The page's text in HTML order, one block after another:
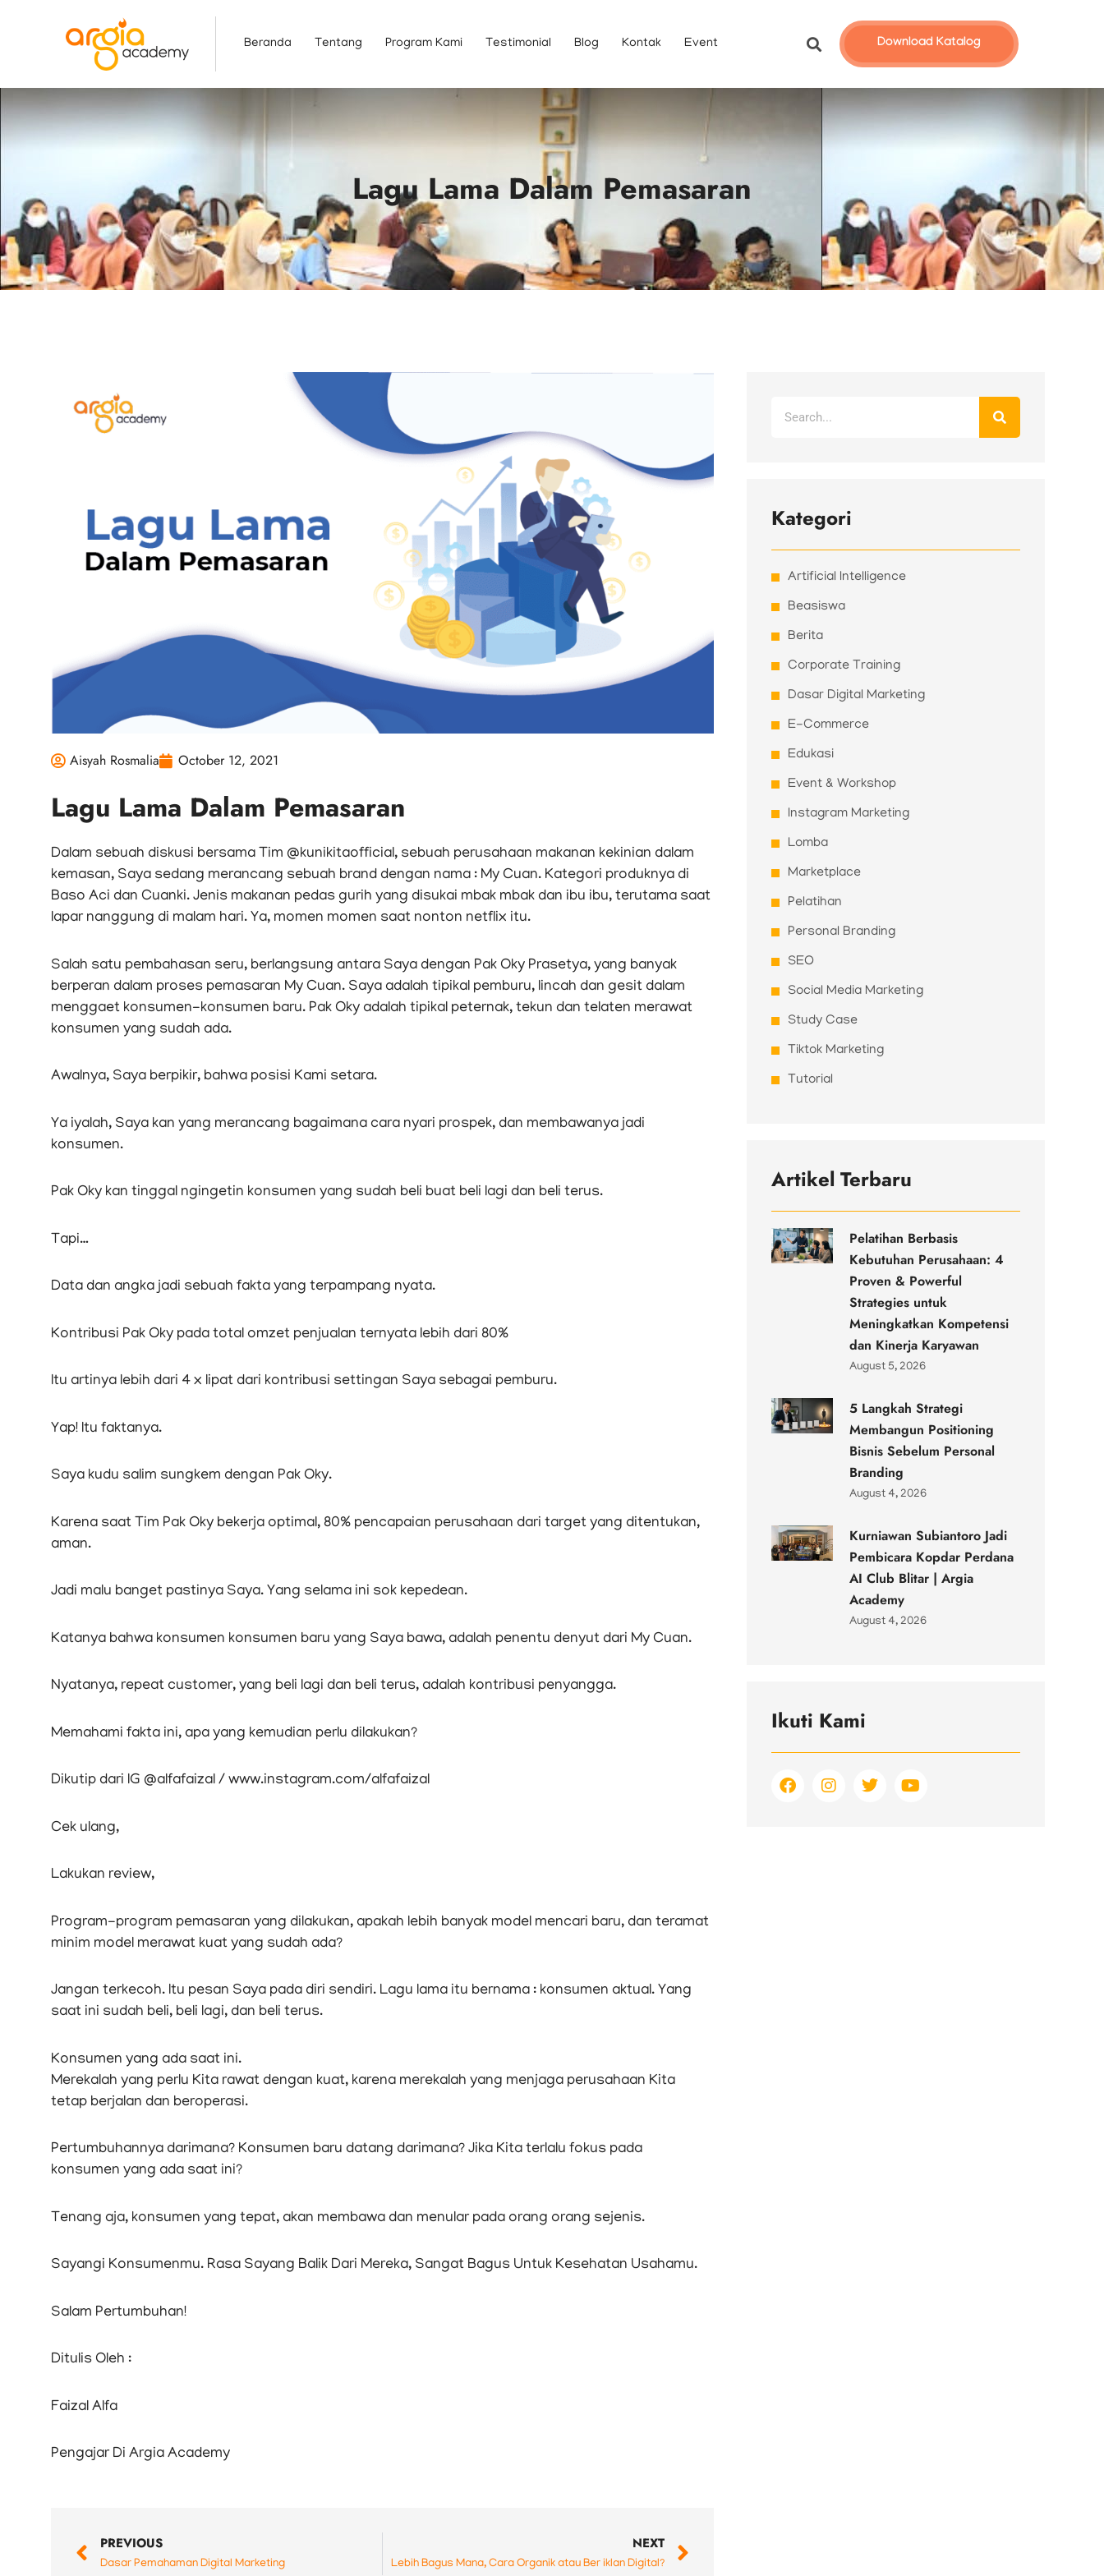
Beranda Tentang Program Kami Testimonial Blog Kontak Event Download Katalog
Lagu Lama Dalam Pemasaran
Aisyah Rosmalia October 12, 2021
Lagu Lama Dalam Pemasaran
Dalam sebuah diskusi bersama Tim @kunikitaofficial, sebuah perusahaan makanan kekinian dalam
kemasan, Saya sedang merancang sebuah brand dengan nama : My Cuan. Kategori produknya di
Baso Aci dan Cuanki. Jenis makanan pedas gurih yang disukai mbak mbak dan ibu ibu, terutama saat
lapar nanggung di malam hari. Ya, momen momen saat nonton netflix itu.
Salah satu pembahasan seru, berlangsung antara Saya dengan Pak Oky Prasetya, yang banyak
berperan dalam proses pemasaran My Cuan. Saya adalah tipikal pemburu, lincah dan gesit dalam
menggaet konsumen-konsumen baru. Pak Oky adalah tipikal peternak, tekun dan telaten merawat
konsumen yang sudah ada.
Awalnya, Saya berpikir, bahwa posisi Kami setara.
Ya iyalah, Saya kan yang merancang bagaimana cara nyari prospek, dan membawanya jadi
konsumen.
Pak Oky kan tinggal ngingetin konsumen yang sudah beli buat beli lagi dan beli terus.
Tapi…
Data dan angka jadi sebuah fakta yang terpampang nyata.
Kontribusi Pak Oky pada total omzet penjualan ternyata lebih dari 80%
Itu artinya lebih dari 4 x lipat dari kontribusi settingan Saya sebagai pemburu.
Yap! Itu faktanya.
Saya kudu salim sungkem dengan Pak Oky.
Karena saat Tim Pak Oky bekerja optimal, 80% pencapaian perusahaan dari target yang ditentukan,
aman.
Jadi malu banget pastinya Saya. Yang selama ini sok kepedean.
Katanya bahwa konsumen konsumen baru yang Saya bawa, adalah penentu denyut dari My Cuan.
Nyatanya, repeat customer, yang beli lagi dan beli terus, adalah kontribusi penyangga.
Memahami fakta ini, apa yang kemudian perlu dilakukan?
Dikutip dari IG @alfafaizal / www.instagram.com/alfafaizal
Cek ulang,
Lakukan review,
Program-program pemasaran yang dilakukan, apakah lebih banyak model mencari baru, dan teramat
minim model merawat kuat yang sudah ada?
Jangan terkecoh. Itu pesan Saya pada diri sendiri. Lagu lama itu bernama : konsumen aktual. Yang
saat ini sudah beli, beli lagi, dan beli terus.
Konsumen yang ada saat ini.
Merekalah yang perlu Kita rawat dengan kuat, karena merekalah yang menjaga perusahaan Kita
tetap berjalan dan beroperasi.
Pertumbuhannya darimana? Konsumen baru datang darimana? Jika Kita terlalu fokus pada
konsumen yang ada saat ini?
Tenang aja, konsumen yang tepat, akan membawa dan menular pada orang orang sejenis.
Sayangi Konsumenmu. Rasa Sayang Balik Dari Mereka, Sangat Bagus Untuk Kesehatan Usahamu.
Salam Pertumbuhan!
Ditulis Oleh :
Faizal Alfa
Pengajar Di Argia Academy
PREVIOUS
Dasar Pemahaman Digital Marketing
NEXT
Lebih Bagus Mana, Cara Organik atau Ber iklan Digital?
Kategori
Artificial Intelligence
Beasiswa
Berita
Corporate Training
Dasar Digital Marketing
E-Commerce
Edukasi
Event & Workshop
Instagram Marketing
Lomba
Marketplace
Pelatihan
Personal Branding
SEO
Social Media Marketing
Study Case
Tiktok Marketing
Tutorial
Artikel Terbaru
Pelatihan Berbasis
Kebutuhan Perusahaan: 4
Proven & Powerful
Strategies untuk
Meningkatkan Kompetensi
dan Kinerja Karyawan
August 5, 2026
5 Langkah Strategi
Membangun Positioning
Bisnis Sebelum Personal
Branding
August 4, 2026
Kurniawan Subiantoro Jadi
Pembicara Kopdar Perdana
AI Club Blitar | Argia
Academy
August 4, 2026
Ikuti Kami
F
a
I
n
T
w
Y
o